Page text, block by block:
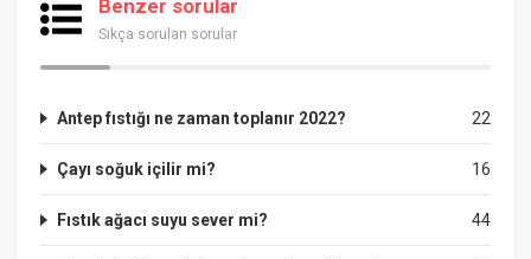
Benzer sorular
Sıkça sorulan sorular
22
Antep fıstığı ne zaman toplanır 2022?
16
Çayı soğuk içilir mi?
44
Fıstık ağacı suyu sever mi?